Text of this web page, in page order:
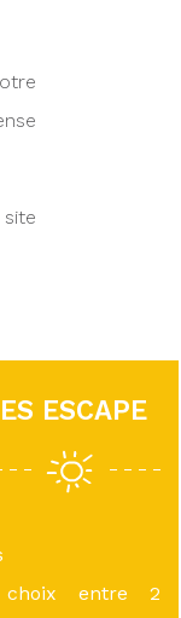
ESCAPE
entre 2